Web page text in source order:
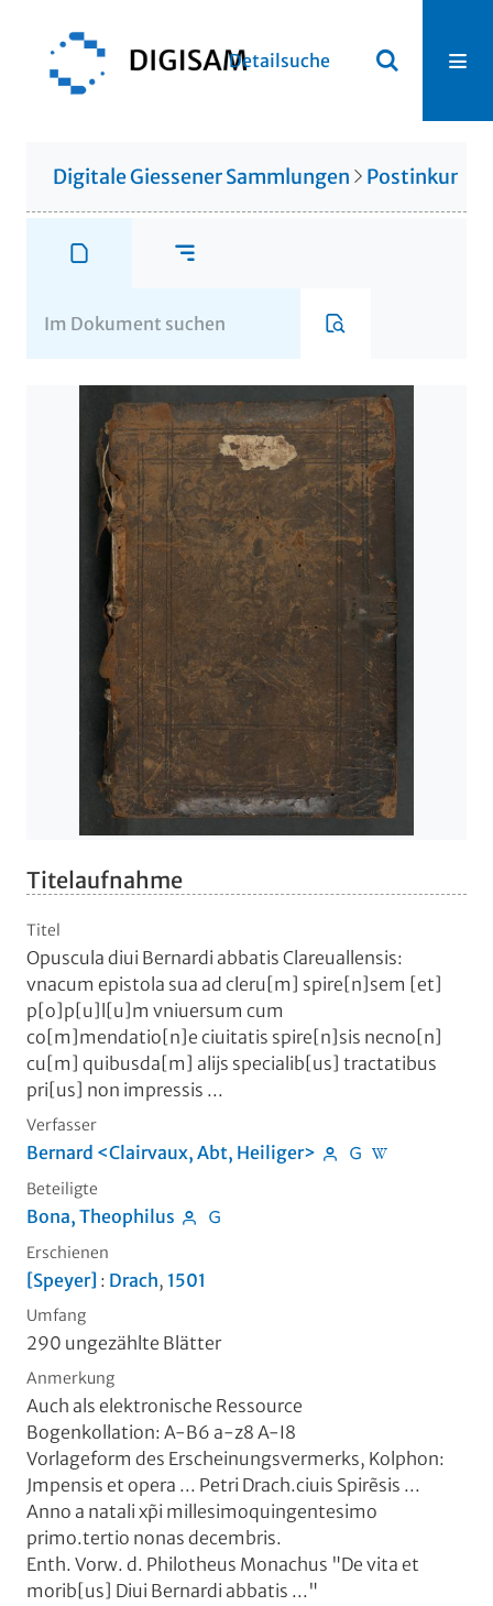
Detailsuche
Digitale Giessener Sammlungen
Titelaufnahme
Titel
Opuscula diui Bernardi abbatis Clareuallensis:
vnacum epistola sua ad cleru[m] spire[n]sem [et]
p[o]p[u]l[u]m vniuersum cum
co[m]mendatio[n]e ciuitatis spire[n]sis necno[n]
cu[m] quibusda[m] alijs specialib[us] tractatibus
pri[us] non impressis ...
Verfasser
Bernard <Clairvaux, Abt, Heiliger>
Beteiligte
Bona, Theophilus
Erschienen
[Speyer] : Drach, 1501
Umfang
290 ungezählte Blätter
Anmerkung
Auch als elektronische Ressource
Bogenkollation: A-B6 a-z8 A-I8
Vorlageform des Erscheinungsvermerks, Kolphon:
Jmpensis et opera ... Petri Drach.ciuis Spirẽsis ...
Anno a natali xp̃i millesimoquingentesimo
primo.tertio nonas decembris.
Enth. Vorw. d. Philotheus Monachus "De vita et
morib[us] Diui Bernardi abbatis ..."